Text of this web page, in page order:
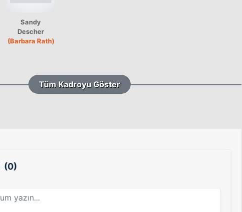
Sandy
Descher
(Barbara Rath)
Tüm Kadroyu Göster
(0)